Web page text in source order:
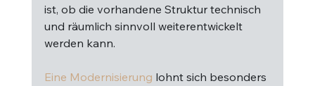
ist, ob die vorhandene Struktur technisch
und räumlich sinnvoll weiterentwickelt
werden kann.
Eine Modernisierung lohnt sich besonders